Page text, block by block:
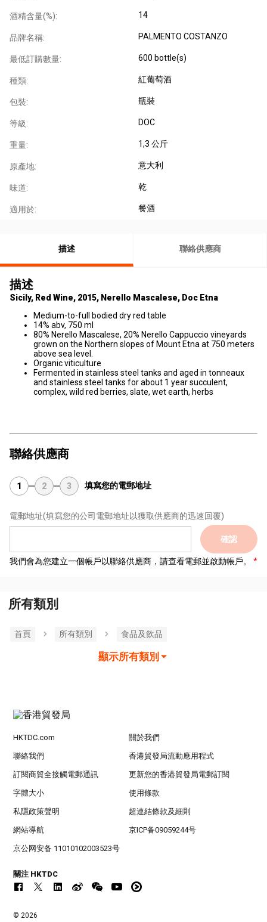
酒精含量(%): 14
品牌名稱: PALMENTO COSTANZO
最低訂購數量: 600 bottle(s)
種類: 紅葡萄酒
包裝: 瓶裝
等級: DOC
重量: 1,3 公斤
原產地: 意大利
味道: 乾
適用於: 餐酒
描述 聯絡供應商
描述
Sicily, Red Wine, 2015, Nerello Mascalese, Doc Etna
Medium-to-full bodied dry red table
14% abv, 750 ml
80% Nerello Mascalese, 20% Nerello Cappuccio vineyards
grown on the Northern slopes of Mount Etna at 750 meters
above sea level.
Organic viticulture
Fermented in stainless steel tanks and aged in tonneaux
and stainless steel tanks for about 1 year succulent,
complex, wild red berries, slate, wet earth, herbs
聯絡供應商
1 2 3 填寫您的電郵地址
電郵地址(填寫您的公司電郵地址以獲取供應商的迅速回覆)
確認
我們會為您建立一個帳戶以聯絡供應商，請查看電郵並啟動帳戶。
所有類別
首頁 所有類別 食品及飲品
顯示所有類別
HKTDC.com 關於我們
聯絡我們 香港貿發局流動應用程式
訂閱商貿全接觸電郵通訊 更新您的香港貿發局電郵訂閱
字體大小 使用條款
私隱政策聲明 超連結條款及細則
網站導航 京ICP备09059244号
京公网安备 11010102003523号
關注 HKTDC
© 2026